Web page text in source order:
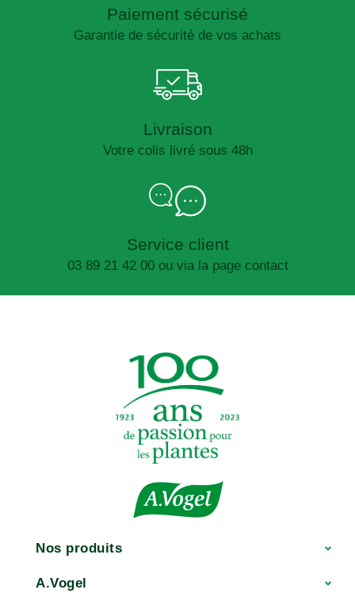
Paiement sécurisé
Garantie de sécurité de vos achats
Livraison
Votre colis livré sous 48h
Service client
03 89 21 42 00 ou via la page contact
Nos produits
A.Vogel